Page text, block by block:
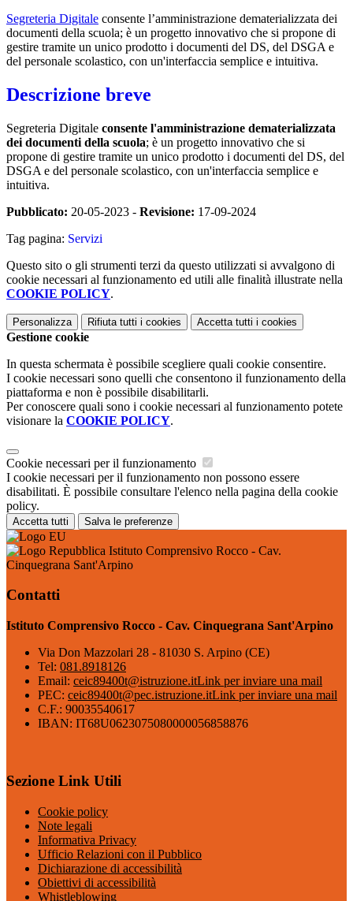
Segreteria Digitale consente l’amministrazione dematerializzata dei
documenti della scuola; è un progetto innovativo che si propone di
gestire tramite un unico prodotto i documenti del DS, del DSGA e
del personale scolastico, con un'interfaccia semplice e intuitiva.
Descrizione breve
Segreteria Digitale consente l'amministrazione dematerializzata
dei documenti della scuola; è un progetto innovativo che si
propone di gestire tramite un unico prodotto i documenti del DS, del
DSGA e del personale scolastico, con un'interfaccia semplice e
intuitiva.
Pubblicato: 20-05-2023 - Revisione: 17-09-2024
Tag pagina: Servizi
Questo sito o gli strumenti terzi da questo utilizzati si avvalgono di
cookie necessari al funzionamento ed utili alle finalità illustrate nella
COOKIE POLICY.
Personalizza Rifiuta tutti i cookies Accetta tutti i cookies
Gestione cookie
In questa schermata è possibile scegliere quali cookie consentire.
I cookie necessari sono quelli che consentono il funzionamento della
piattaforma e non è possibile disabilitarli.
Per conoscere quali sono i cookie necessari al funzionamento potete
visionare la COOKIE POLICY.
Cookie necessari per il funzionamento
I cookie necessari per il funzionamento non possono essere
disabilitati. È possibile consultare l'elenco nella pagina della cookie
policy.
Accetta tutti Salva le preferenze
Istituto Comprensivo Rocco - Cav.
Cinquegrana Sant'Arpino
Contatti
Istituto Comprensivo Rocco - Cav. Cinquegrana Sant'Arpino
Via Don Mazzolari 28 - 81030 S. Arpino (CE)
Tel: 081.8918126
Email: ceic89400t@istruzione.itLink per inviare una mail
PEC: ceic89400t@pec.istruzione.itLink per inviare una mail
C.F.: 90035540617
IBAN: IT68U0623075080000056858876
Sezione Link Utili
Cookie policy
Note legali
Informativa Privacy
Ufficio Relazioni con il Pubblico
Dichiarazione di accessibilità
Obiettivi di accessibilità
Whistleblowing